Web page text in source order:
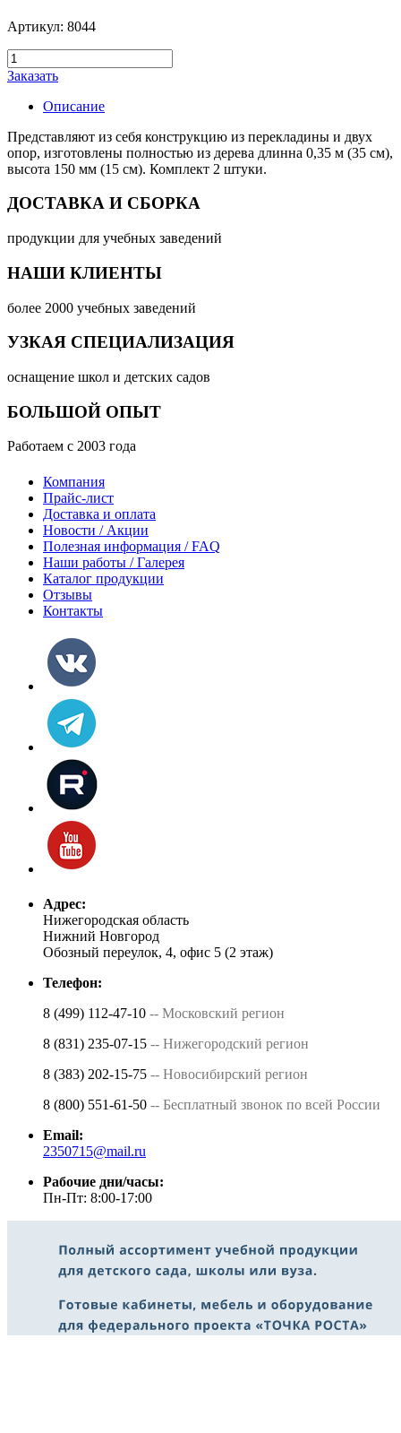
Артикул: 8044
Заказать
Описание
Представляют из себя конструкцию из перекладины и двух
опор, изготовлены полностью из дерева длинна 0,35 м (35 см),
высота 150 мм (15 см). Комплект 2 штуки.
ДОСТАВКА И СБОРКА
продукции для учебных заведений
НАШИ КЛИЕНТЫ
более 2000 учебных заведений
УЗКАЯ СПЕЦИАЛИЗАЦИЯ
оснащение школ и детских садов
БОЛЬШОЙ ОПЫТ
Работаем с 2003 года
Компания
Прайс-лист
Доставка и оплата
Новости / Акции
Полезная информация / FAQ
Наши работы / Галерея
Каталог продукции
Отзывы
Контакты
Адрес:
Нижегородская область
Нижний Новгород
Обозный переулок, 4, офис 5 (2 этаж)
Телефон:
8 (499) 112-47-10 -- Московский регион
8 (831) 235-07-15 -- Нижегородский регион
8 (383) 202-15-75 -- Новосибирский регион
8 (800) 551-61-50 -- Бесплатный звонок по всей России
Email:
2350715@mail.ru
Рабочие дни/часы:
Пн-Пт: 8:00-17:00